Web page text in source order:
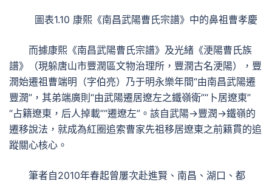
圖表1.10 康熙《南昌武陽曹氏宗譜》中的鼻祖曹孝慶
而據康熙《南昌武陽曹氏宗譜》及光緒《浭陽曹氏族
譜》（現躲唐山市豐潤區文物治理所，豐潤古名浭陽），豐
潤始遷祖曹端明（字伯亮）乃于明永樂年間“由南昌武陽遷
豐潤”，其弟端廣則“由武陽遷居遼左之鐵嶺衛”“卜居遼東”
“占籍遼東，后人掉載”“遷遼左”。該自武陽→豐潤→鐵嶺的
遷移說法，就成為紅圈追索曹家先祖移居遼東之前籍貫的追
蹤關心核心。
筆者自2010年春起曾屢次赴進賢、南昌、湖口、都